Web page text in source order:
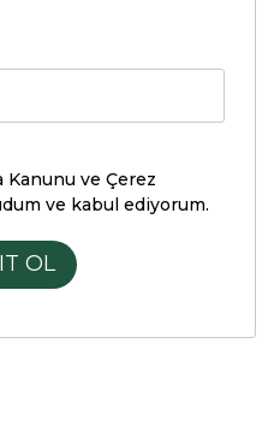
Kanunu ve Çerez
ve kabul ediyorum.
OL